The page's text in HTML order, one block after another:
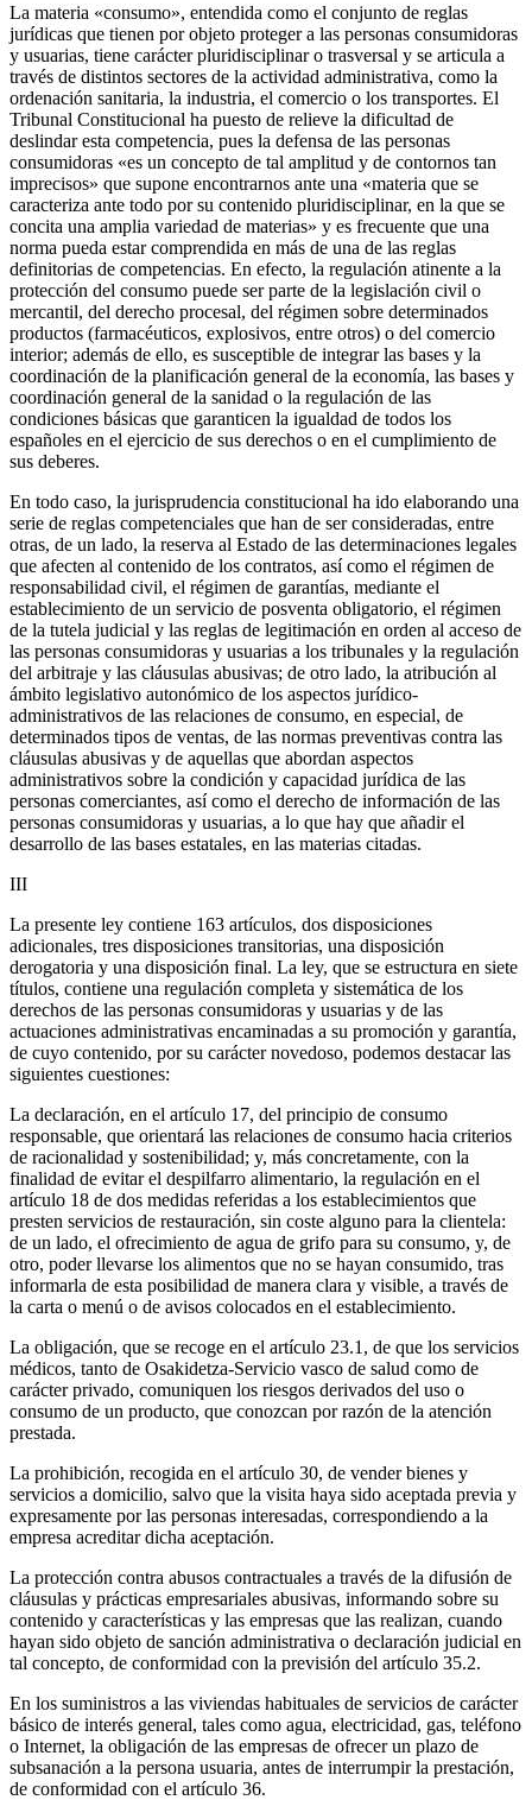
La materia «consumo», entendida como el conjunto de reglas
jurídicas que tienen por objeto proteger a las personas consumidoras
y usuarias, tiene carácter pluridisciplinar o trasversal y se articula a
través de distintos sectores de la actividad administrativa, como la
ordenación sanitaria, la industria, el comercio o los transportes. El
Tribunal Constitucional ha puesto de relieve la dificultad de
deslindar esta competencia, pues la defensa de las personas
consumidoras «es un concepto de tal amplitud y de contornos tan
imprecisos» que supone encontrarnos ante una «materia que se
caracteriza ante todo por su contenido pluridisciplinar, en la que se
concita una amplia variedad de materias» y es frecuente que una
norma pueda estar comprendida en más de una de las reglas
definitorias de competencias. En efecto, la regulación atinente a la
protección del consumo puede ser parte de la legislación civil o
mercantil, del derecho procesal, del régimen sobre determinados
productos (farmacéuticos, explosivos, entre otros) o del comercio
interior; además de ello, es susceptible de integrar las bases y la
coordinación de la planificación general de la economía, las bases y
coordinación general de la sanidad o la regulación de las
condiciones básicas que garanticen la igualdad de todos los
españoles en el ejercicio de sus derechos o en el cumplimiento de
sus deberes.
En todo caso, la jurisprudencia constitucional ha ido elaborando una
serie de reglas competenciales que han de ser consideradas, entre
otras, de un lado, la reserva al Estado de las determinaciones legales
que afecten al contenido de los contratos, así como el régimen de
responsabilidad civil, el régimen de garantías, mediante el
establecimiento de un servicio de posventa obligatorio, el régimen
de la tutela judicial y las reglas de legitimación en orden al acceso de
las personas consumidoras y usuarias a los tribunales y la regulación
del arbitraje y las cláusulas abusivas; de otro lado, la atribución al
ámbito legislativo autonómico de los aspectos jurídico-
administrativos de las relaciones de consumo, en especial, de
determinados tipos de ventas, de las normas preventivas contra las
cláusulas abusivas y de aquellas que abordan aspectos
administrativos sobre la condición y capacidad jurídica de las
personas comerciantes, así como el derecho de información de las
personas consumidoras y usuarias, a lo que hay que añadir el
desarrollo de las bases estatales, en las materias citadas.
III
La presente ley contiene 163 artículos, dos disposiciones
adicionales, tres disposiciones transitorias, una disposición
derogatoria y una disposición final. La ley, que se estructura en siete
títulos, contiene una regulación completa y sistemática de los
derechos de las personas consumidoras y usuarias y de las
actuaciones administrativas encaminadas a su promoción y garantía,
de cuyo contenido, por su carácter novedoso, podemos destacar las
siguientes cuestiones:
La declaración, en el artículo 17, del principio de consumo
responsable, que orientará las relaciones de consumo hacia criterios
de racionalidad y sostenibilidad; y, más concretamente, con la
finalidad de evitar el despilfarro alimentario, la regulación en el
artículo 18 de dos medidas referidas a los establecimientos que
presten servicios de restauración, sin coste alguno para la clientela:
de un lado, el ofrecimiento de agua de grifo para su consumo, y, de
otro, poder llevarse los alimentos que no se hayan consumido, tras
informarla de esta posibilidad de manera clara y visible, a través de
la carta o menú o de avisos colocados en el establecimiento.
La obligación, que se recoge en el artículo 23.1, de que los servicios
médicos, tanto de Osakidetza-Servicio vasco de salud como de
carácter privado, comuniquen los riesgos derivados del uso o
consumo de un producto, que conozcan por razón de la atención
prestada.
La prohibición, recogida en el artículo 30, de vender bienes y
servicios a domicilio, salvo que la visita haya sido aceptada previa y
expresamente por las personas interesadas, correspondiendo a la
empresa acreditar dicha aceptación.
La protección contra abusos contractuales a través de la difusión de
cláusulas y prácticas empresariales abusivas, informando sobre su
contenido y características y las empresas que las realizan, cuando
hayan sido objeto de sanción administrativa o declaración judicial en
tal concepto, de conformidad con la previsión del artículo 35.2.
En los suministros a las viviendas habituales de servicios de carácter
básico de interés general, tales como agua, electricidad, gas, teléfono
o Internet, la obligación de las empresas de ofrecer un plazo de
subsanación a la persona usuaria, antes de interrumpir la prestación,
de conformidad con el artículo 36.